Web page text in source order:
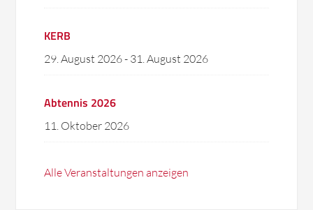
KERB
29. August 2026- 31. August 2026
Abtennis 2026
11. Oktober 2026
Alle Veranstaltungen anzeigen